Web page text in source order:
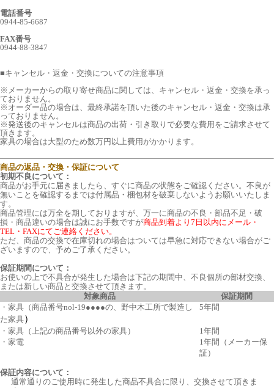
電話番号
0944-85-6687
FAX番号
0944-88-3847
■キャンセル・返金・交換についての注意事項
※メーカーからの取り寄せ商品に関しては、キャンセル・返金・交換を承っ
ておりません。
※オーダー品の場合は、最終承諾を頂いた後のキャンセル・返金・交換は承
っておりません。
※発送後のキャンセルは商品の出荷・引き取りで必要な費用をご請求させて
頂きます。
家具の場合は大型のため数万円以上費用がかかります。
商品の返品・交換・保証について
初期不良について：
商品がお手元に届きましたら、すぐに商品の状態をご確認ください。不良が
無いことを確認するまでは付属品・梱包材を破棄しないようお願いいたしま
す。
商品管理には万全を期しておりますが、万一に商品の不良・部品不足・破
損・商品違いの場合は誠にお手数ですが商品到着より7日以内にメール・
TEL・FAXにてご連絡ください。
ただ、商品の交換で在庫切れの場合はついては早急に対応できない場合がご
ざいますので、予めご了承ください。
保証期間について：
お使いの上で不具合が発生した場合は下記の期間中、不良個所の部材交換、
または新しい商品と交換させて頂きます。
対象商品
保証期間
・家具（商品番号nol-19●●●●の、野中木工所で製造し
た家具）
5年間
・家具（上記の商品番号以外の家具）
1年間
・家電
1年間（メーカー保
証）
保証内容について：
通常通りのご使用時に発生した商品不具合に限り、交換させて頂きま